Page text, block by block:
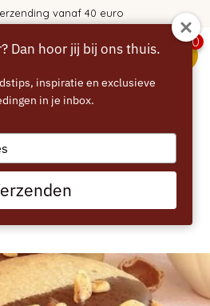
vanaf 40 euro
0
/ Hazelnoot - chocolade koekjes
koekjes
Dan hoor jij bij ons thuis.
inspiratie en exclusieve
in je inbox.